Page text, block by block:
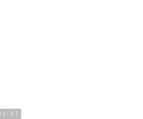
27